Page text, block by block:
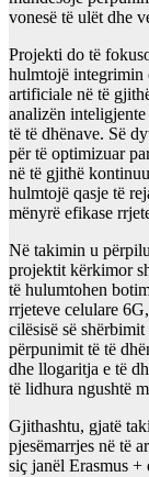
vonesë të ulët dhe
Projekti do të
hulmtojë integrimin
artificiale në të
analizën
të të dhënave. Së
për të optimizuar
në të gjithë
hulmtojë qasje të
mënyrë efikase
Në takimin u
projektit kërkimor
të hulumtohen
rrjeteve celulare
cilësisë së
përpunimit të të
dhe llogaritja e të
të lidhura ngushtë
Gjithashtu, gjatë
pjesëmarrjes në të
siç janël Erasmus